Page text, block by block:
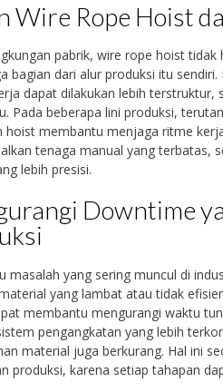
Wire Rope Hoist
pabrik, wire rope hoist
bagian dari alur produksi itu
dapat dilakukan lebih
Pada beberapa lini produksi,
hoist membantu menjaga ritme
tenaga manual yang terbatas,
lebih presisi.
Downtime
masalah yang sering muncul di
yang lambat atau tidak
membantu mengurangi waktu
pengangkatan yang lebih
material juga berkurang. Hal ini
produksi, karena setiap tahapan